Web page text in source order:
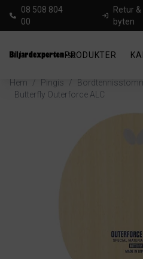
08 508 804
00
Retur &
byten
PRODUKTER
Hem / Pingis /
Butterfly Outerforce ALC